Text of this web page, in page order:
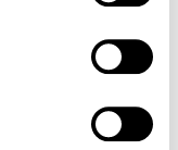
möjliggör